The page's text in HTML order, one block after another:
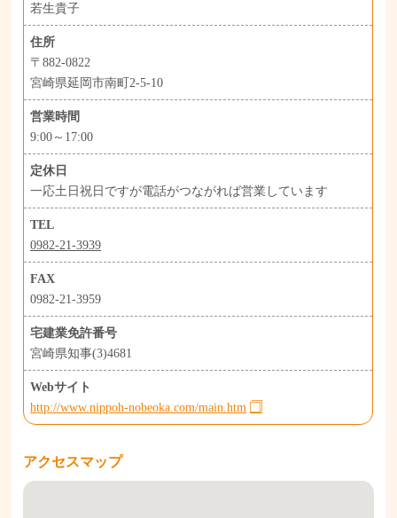
若生貴子
住所
〒882-0822
宮崎県延岡市南町2-5-10
営業時間
9:00～17:00
定休日
一応土日祝日ですが電話がつながれば営業しています
TEL
0982-21-3939
FAX
0982-21-3959
宅建業免許番号
宮崎県知事(3)4681
Webサイト
http://www.nippoh-nobeoka.com/main.htm
アクセスマップ